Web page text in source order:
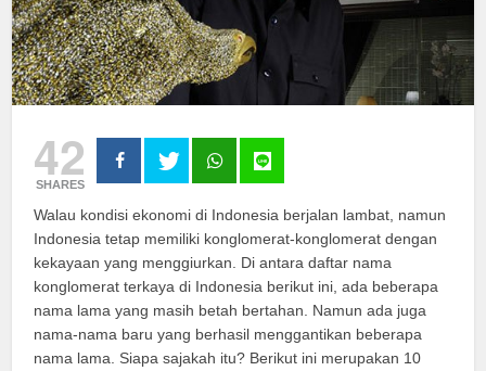
42
SHARES
Walau kondisi ekonomi di Indonesia berjalan lambat, namun
Indonesia tetap memiliki konglomerat-konglomerat dengan
kekayaan yang menggiurkan. Di antara daftar nama
konglomerat terkaya di Indonesia berikut ini, ada beberapa
nama lama yang masih betah bertahan. Namun ada juga
nama-nama baru yang berhasil menggantikan beberapa
nama lama. Siapa sajakah itu? Berikut ini merupakan 10